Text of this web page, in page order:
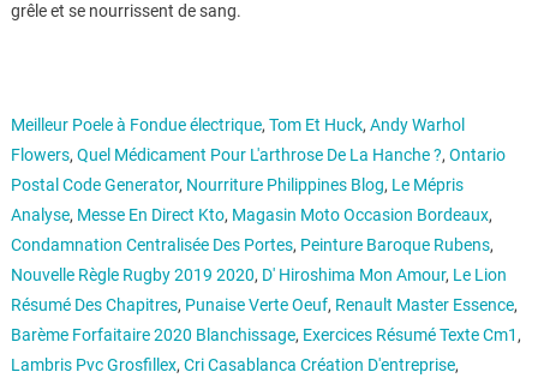
grêle et se nourrissent de sang.
Meilleur Poele à Fondue électrique, Tom Et Huck, Andy Warhol
Flowers, Quel Médicament Pour L'arthrose De La Hanche ?, Ontario
Postal Code Generator, Nourriture Philippines Blog, Le Mépris
Analyse, Messe En Direct Kto, Magasin Moto Occasion Bordeaux,
Condamnation Centralisée Des Portes, Peinture Baroque Rubens,
Nouvelle Règle Rugby 2019 2020, D' Hiroshima Mon Amour, Le Lion
Résumé Des Chapitres, Punaise Verte Oeuf, Renault Master Essence,
Barème Forfaitaire 2020 Blanchissage, Exercices Résumé Texte Cm1 ,
Lambris Pvc Grosfillex, Cri Casablanca Création D'entreprise,